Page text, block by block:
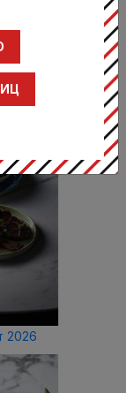
2026